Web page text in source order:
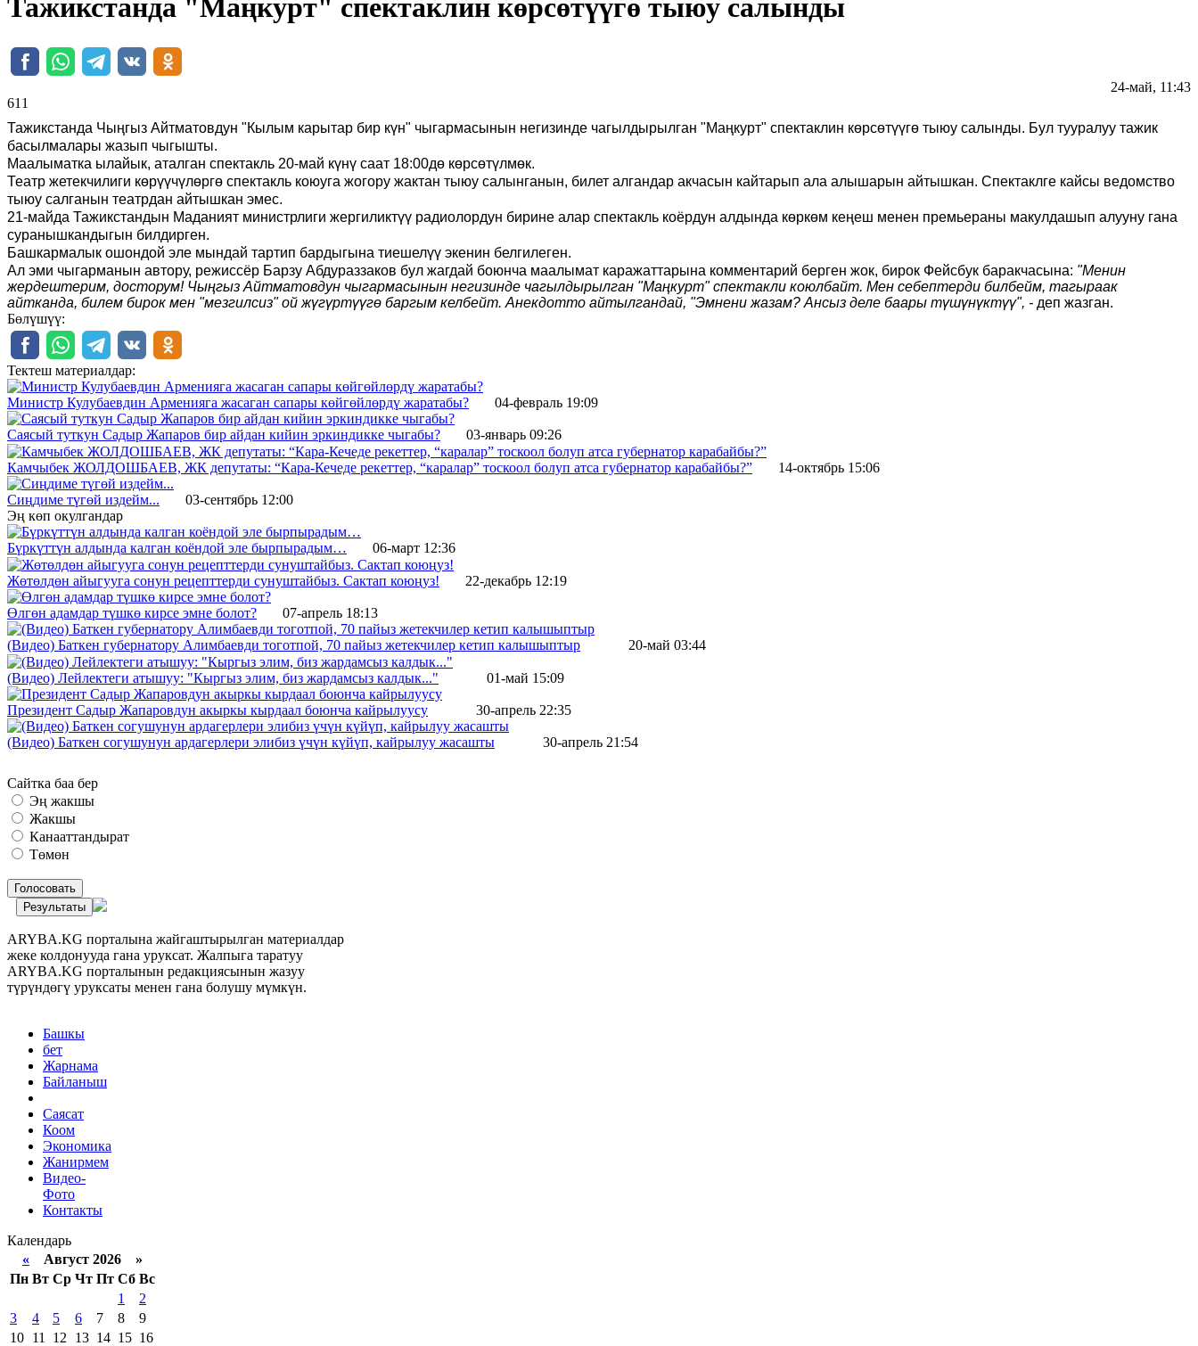
Тажикстанда "Маңкурт" спектаклин көрсөтүүгө тыюу салынды
24-май, 11:43
611 ᠌ ᠌ ᠌ ᠌᠌ ᠌ ᠌᠌
Тажикстанда Чыңгыз Айтматовдун "Кылым карытар бир күн" чыгармасынын негизинде чагылдырылган "Маңкурт" спектаклин көрсөтүүгө тыюу салынды. Бул тууралуу тажик
басылмалары жазып чыгышты.
Маалыматка ылайык, аталган спектакль 20-май күнү саат 18:00дө көрсөтүлмөк.
Театр жетекчилиги көрүүчүлөргө спектакль коюуга жогору жактан тыюу салынганын, билет алгандар акчасын кайтарып ала алышарын айтышкан. Спектаклге кайсы ведомство
тыюу салганын театрдан айтышкан эмес.
21-майда Тажикстандын Маданият министрлиги жергиликтүү радиолордун бирине алар спектакль коёрдун алдында көркөм кеңеш менен премьераны макулдашып алууну гана
суранышкандыгын билдирген.
Башкармалык ошондой эле мындай тартип бардыгына тиешелүү экенин белгилеген.
Ал эми чыгарманын автору, режиссёр Барзу Абдураззаков бул жагдай боюнча маалымат каражаттарына комментарий берген жок, бирок Фейсбук баракчасына: "Менин
жердештерим, досторум! Чыңгыз Айтматовдун чыгармасынын негизинде чагылдырылган "Маңкурт" спектакли коюлбайт. Мен себептерди билбейм, тагыраак
айтканда, билем бирок мен "мезгилсиз" ой жүгүртүүгө баргым келбейт. Анекдотто айтылгандай, "Эмнени жазам? Ансыз деле баары түшүнүктүү", - деп жазган.
Бөлүшүү:
Тектеш материалдар:
Министр Кулубаевдин Арменияга жасаган сапары көйгөйлөрдү жаратабы? 04-февраль 19:09
Саясый туткун Садыр Жапаров бир айдан кийин эркиндикке чыгабы? 03-январь 09:26
Камчыбек ЖОЛДОШБАЕВ, ЖК депутаты: “Кара-Кечеде рекеттер, “каралар” тоскоол болуп атса губернатор карабайбы?” 14-октябрь 15:06
Сиңдиме түгөй издейм...
03-сентябрь 12:00
Эң көп окулгандар
Бүркүттүн алдында калган коёндой эле бырпырадым… 06-март 12:36
Жөтөлдөн айыгууга сонун рецепттерди сунуштайбыз. Сактап коюңуз! 22-декабрь 12:19
Өлгөн адамдар түшкө кирсе эмне болот? 07-апрель 18:13
(Видео) Баткен губернатору Алимбаевди тоготпой, 70 пайыз жетекчилер кетип калышыптыр 20-май 03:44
(Видео) Лейлектеги атышуу: "Кыргыз элим, биз жардамсыз калдык..." 01-май 15:09
Президент Садыр Жапаровдун акыркы кырдаал боюнча кайрылуусу 30-апрель 22:35
(Видео) Баткен согушунун ардагерлери элибиз үчүн күйүп, кайрылуу жасашты 30-апрель 21:54
Сайтка баа бер
Эң жакшы
Жакшы
Канааттандырат
Төмөн
Голосовать
Результаты
ARYBA.KG порталына жайгаштырылган материалдар
жеке колдонууда гана уруксат. Жалпыга таратуу
ARYBA.KG порталынын редакциясынын жазуу
түрүндөгү уруксаты менен гана болушу мүмкүн.
Башкы
бет
Жарнама
Байланыш
Саясат
Коом
Экономика
Жанирмем
Видео-
Фото
Контакты
Календарь
« Август 2026 »
Пн Вт Ср Чт Пт Сб Вс
1
2
3
4 5 6 7 8
9
10 11 12 13 14 15 16